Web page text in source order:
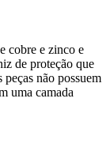
cobre e zinco e
de proteção que
não possuem
uma camada